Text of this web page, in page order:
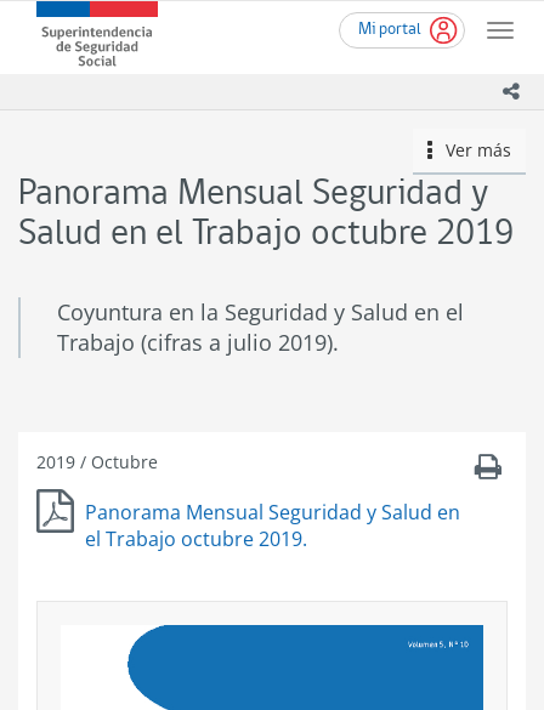
contenido
Mi portal
Toggle
Superintendencia
de
de
Chile
icono
Ver más
Panorama Mensual Seguridad y
Salud en el Trabajo octubre 2019
Coyuntura en la Seguridad y Salud en el
Trabajo (cifras a julio 2019).
2019 / Octubre
Panorama Mensual Seguridad y Salud en
el Trabajo octubre 2019.